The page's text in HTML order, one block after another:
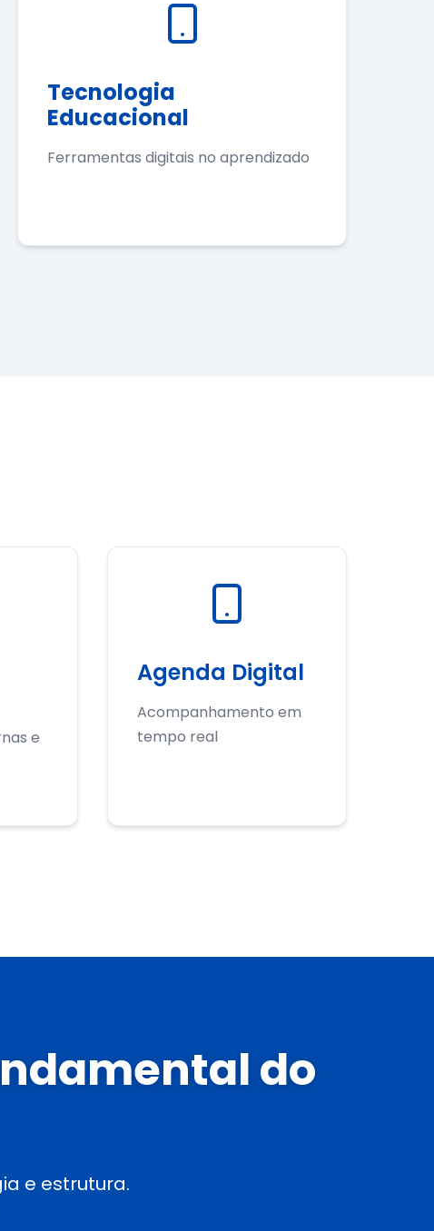
Tecnologia
Educacional
Ferramentas digitais no aprendizado
e
Agenda Digital
Acompanhamento em
tempo real
do
e estrutura.